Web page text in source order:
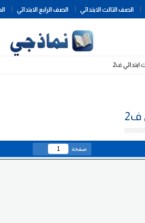
Skip
to
الصف الثالث الابتدائي الصف الرابع الابتدائي